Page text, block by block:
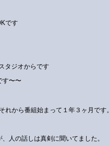
です
タジオからです
す〜〜
れから番組始まって１年３ヶ月です。
人の話しは真剣に聞いてました。